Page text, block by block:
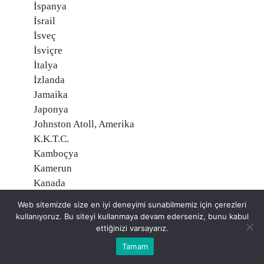
İspanya
İsrail
İsveç
İsviçre
İtalya
İzlanda
Jamaika
Japonya
Johnston Atoll, Amerika
K.K.T.C.
Kamboçya
Kamerun
Kanada
Karadağ
Web sitemizde size en iyi deneyimi sunabilmemiz için çerezleri
kullanıyoruz. Bu siteyi kullanmaya devam ederseniz, bunu kabul
ettiğinizi varsayarız.
Tamam